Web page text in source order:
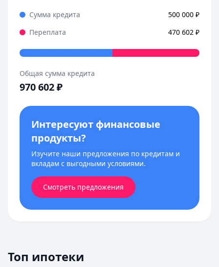
Сумма кредита 500 000 ₽
Переплата
470 602 ₽
Общая сумма кредита
970 602₽
Интересуют финансовые
продукты?
Изучите наши предложения по кредитам и
вкладам с выгодными условиями.
Смотреть предложения
Топ ипотеки